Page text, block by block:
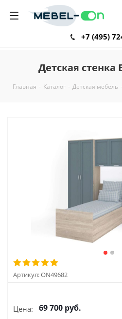
+7 (495)
Детская стенка
Главная - Каталог - Детская мебель -
Артикул:ON49682
Цена: 69 700 руб.